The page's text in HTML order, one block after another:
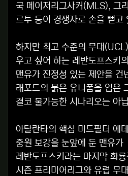
국 메이저리그사커(MLS), 그
르투 등이 경쟁자로 손을 뻗고
하지만 최고 수준의 무대
우고 싶어 하는 레반도프스키
맨유가 진정성 있는 제안을 건
래포드의 붉은 유니폼을 입은
결코 불가능한 시나리오는 아
아탈란타의 핵심 미드필더 에
중원 보강을 눈앞에 둔 맨유가
레반도프스키라는 마지막 화
시즌 프리미어리그와 유럽 무